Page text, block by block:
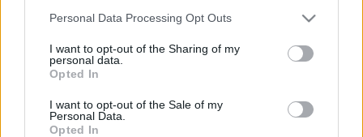
Please note that this website/app uses one or more Google
not limited to your visit or usage behaviour. You may click to
grant or deny consent to Google and its third-party tags to
use your data for below specified purposes in below Google
consent section.
Personal Data Processing Opt Outs
I want to opt-out of the Sharing of my
personal data.
Opted In
I want to opt-out of the Sale of my
Personal Data.
Opted In
Feldmár Intézet munkásságáról